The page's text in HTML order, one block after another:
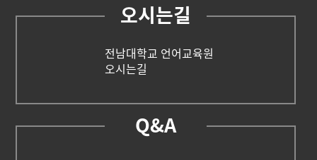
오시는길
전남대학교 언어교육원
오시는길
Q&A